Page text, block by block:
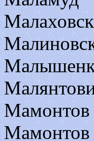
Мамонтов
Мамонтов